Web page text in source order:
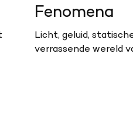
Fenomena
Licht, geluid,
verrassende wereld